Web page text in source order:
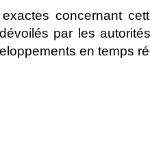
concernant
par les
en temps